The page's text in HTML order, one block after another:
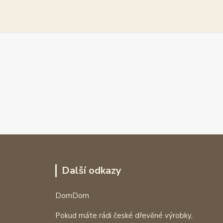
Další odkazy
DomDom
Pokud máte rádi české dřevěné výrobky,